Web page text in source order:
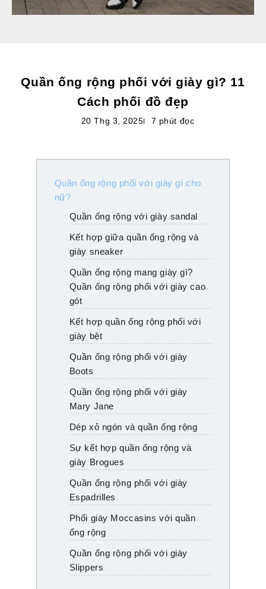
Quần ống rộng phối với giày gì? 11
Cách phối đồ đẹp
20 Thg 3, 2025 7 phút đọc
Quần ống rộng phối với giày gì cho
nữ?
Quần ống rộng với giày sandal
Kết hợp giữa quần ống rộng và
giày sneaker
Quần ống rộng mang giày gì?
Quần ống rộng phối với giày cao
gót
Kết hợp quần ống rộng phối với
giày bệt
Quần ống rộng phối với giày
Boots
Quần ống rộng phối với giày
Mary Jane
Dép xỏ ngón và quần ống rộng
Sự kết hợp quần ống rộng và
giày Brogues
Quần ống rộng phối với giày
Espadrilles
Phối giày Moccasins với quần
ống rộng
Quần ống rộng phối với giày
Slippers